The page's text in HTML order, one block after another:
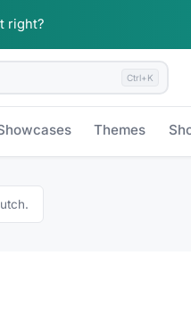
right?
Ctrl+K
Themes